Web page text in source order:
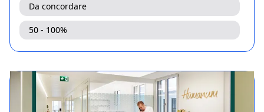
Da concordare
50 - 100%